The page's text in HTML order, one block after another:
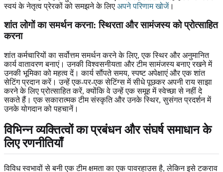
स्वयं के नेतृत्व प्रेरकों को समझने के लिए अपने परिणाम खोजें।
शांत लोगों का समर्थन करना: स्थिरता और सामंजस्य को प्रोत्साहित
करना
शांत कर्मचारियों का सर्वोत्तम समर्थन करने के लिए, एक स्थिर और अनुमानित
कार्य वातावरण बनाएं। उनकी विश्वसनीयता और टीम सामंजस्य बनाए रखने में
उनकी भूमिका को महत्व दें। कार्य सौंपते समय, स्पष्ट अपेक्षाएं और एक शांत
सेटिंग प्रदान करें। उन्हें एक-पर-एक सेटिंग्स में सीधे पूछकर अपनी राय साझा
करने के लिए प्रोत्साहित करें, क्योंकि वे उन्हें एक समूह में स्वेच्छा से नहीं दे
सकते हैं। एक सकारात्मक टीम संस्कृति और उनके स्थिर, सुसंगत प्रदर्शन में
उनके योगदान को पहचानें।
विभिन्न व्यक्तित्वों का प्रबंधन और संघर्ष समाधान के
लिए रणनीतियाँ
विविध स्वभावों से बनी एक टीम क्षमता का एक पावरहाउस है, लेकिन इसे टकराव